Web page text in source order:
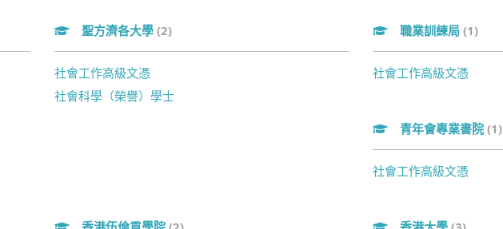
聖方濟各大學 (2)
社會工作高級文憑
社會科學（榮譽）學士
職業訓練局(1)
社會工作高級文憑
青年會專業書院(1)
社會工作高級文憑